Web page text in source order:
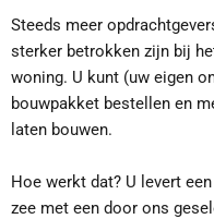
Steeds meer
sterker betrokken zijn bij
woning. U kunt (uw eigen
bouwpakket bestellen en
laten bouwen.
Hoe werkt dat? U levert
zee met een door ons